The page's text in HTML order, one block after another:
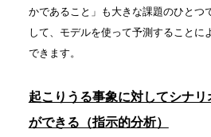
かであること」も大きな課題のひとつ
して、モデルを使って予測することに
できます。
起こりうる事象に対してシナ
ができる（指示的分析）